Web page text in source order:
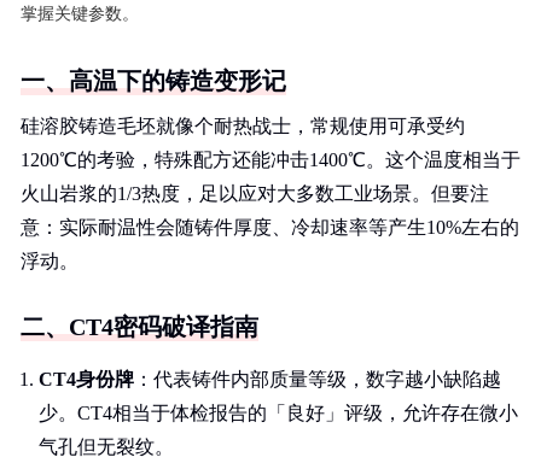
掌握关键参数。
一、高温下的铸造变形记
硅溶胶铸造毛坯就像个耐热战士，常规使用可承受约
1200℃的考验，特殊配方还能冲击1400℃。这个温度相当于
火山岩浆的1/3热度，足以应对大多数工业场景。但要注
意：实际耐温性会随铸件厚度、冷却速率等产生10%左右的
浮动。
二、CT4密码破译指南
CT4身份牌 ：代表铸件内部质量等级，数字越小缺陷越
少。CT4相当于体检报告的「良好」评级，允许存在微小
气孔但无裂纹。